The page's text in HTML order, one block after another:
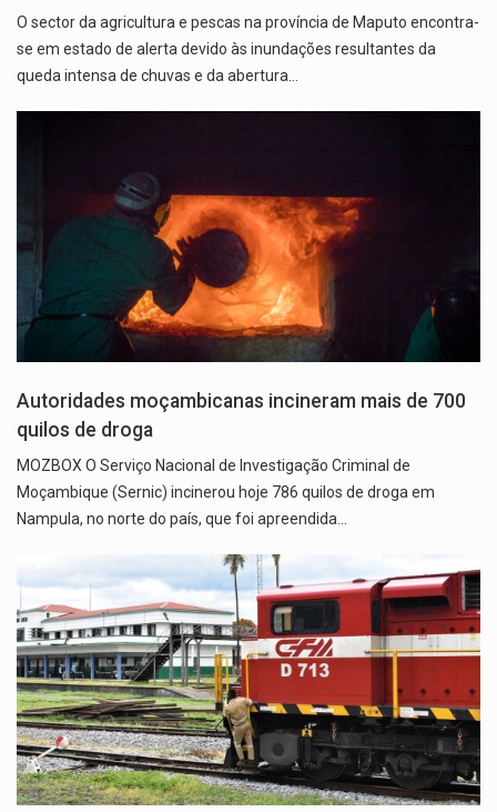
O sector da agricultura e pescas na província de Maputo encontra-
se em estado de alerta devido às inundações resultantes da
queda intensa de chuvas e da abertura…
Autoridades moçambicanas incineram mais de 700
quilos de droga
MOZBOX O Serviço Nacional de Investigação Criminal de
Moçambique (Sernic) incinerou hoje 786 quilos de droga em
Nampula, no norte do país, que foi apreendida…